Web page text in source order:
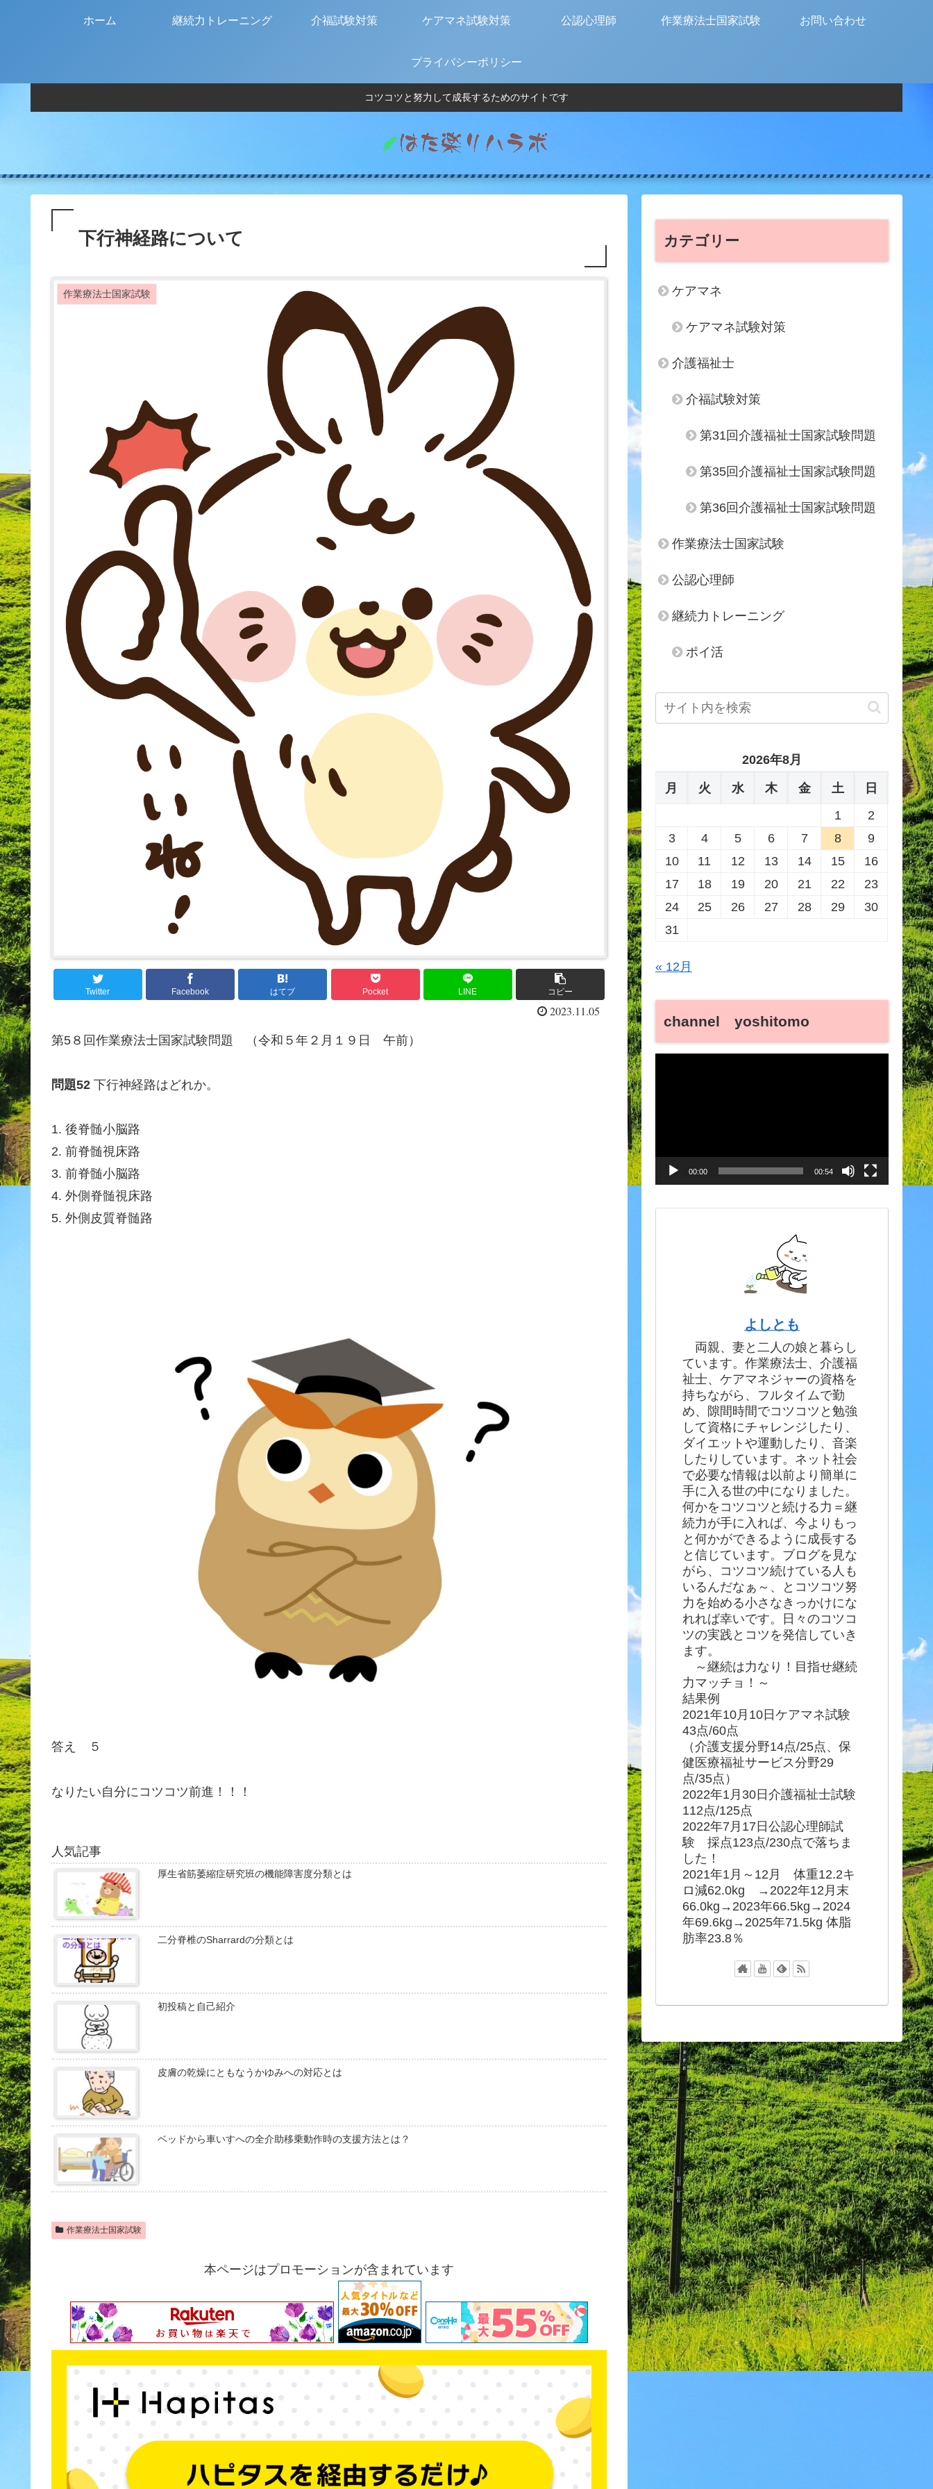
コツコツと努力して成長するためのサイトです
ホーム 継続力トレーニング 介福試験対策 ケアマネ試験対策 公認心理師 作業療法士国家試験 お問い合わせ
プライバシーポリシー
下行神経路について
作業療法士国家試験
Twitter Facebook はてブ Pocket LINE コピー
2023.11.05
第5８回作業療法士国家試験問題 （令和５年２月１９日 午前）
問題52 下行神経路はどれか。
1. 後脊髄小脳路
2. 前脊髄視床路
3. 前脊髄小脳路
4. 外側脊髄視床路
5. 外側皮質脊髄路
答え ５
なりたい自分にコツコツ前進！！！
人気記事
厚生省筋萎縮症研究班の機能障害度分類とは
二分脊椎のSharrardの分類とは
初投稿と自己紹介
皮膚の乾燥にともなうかゆみへの対応とは
ベッドから車いすへの全介助移乗動作時の支援方法とは？
作業療法士国家試験
本ページはプロモーションが含まれています
カテゴリー
ケアマネ
ケアマネ試験対策
介護福祉士
介福試験対策
第31回介護福祉士国家試験問題
第35回介護福祉士国家試験問題
第36回介護福祉士国家試験問題
作業療法士国家試験
公認心理師
継続力トレーニング
ポイ活
2026年8月
月 火 水 木 金 土
日
1
2
3
4 5 6 7 8
9
10
11 12 13 14 15
16
17
18 19 20 21 22
23
24
25 26 27 28 29
30
31
« 12月
channel yoshitomo
00:00 00:54
よしとも
両親、妻と二人の娘と暮らし
ています。作業療法士、介護福
祉士、ケアマネジャーの資格を
持ちながら、フルタイムで勤
め、隙間時間でコツコツと勉強
して資格にチャレンジしたり、
ダイエットや運動したり、音楽
したりしています。ネット社会
で必要な情報は以前より簡単に
手に入る世の中になりました。
何かをコツコツと続ける力＝継
続力が手に入れば、今よりもっ
と何かができるように成長する
と信じています。ブログを見な
がら、コツコツ続けている人も
いるんだなぁ～、とコツコツ努
力を始める小さなきっかけにな
れれば幸いです。日々のコツコ
ツの実践とコツを発信していき
ます。
～継続は力なり！目指せ継続
力マッチョ！～
結果例
2021年10月10日ケアマネ試験
43点/60点
（介護支援分野14点/25点、保
健医療福祉サービス分野29
点/35点）
2022年1月30日介護福祉士試験
112点/125点
2022年7月17日公認心理師試
験 採点123点/230点で落ちま
した！
2021年1月～12月 体重12.2キ
ロ減62.0kg →2022年12月末
66.0kg→2023年66.5kg→2024
年69.6kg→2025年71.5kg 体脂
肪率23.8％